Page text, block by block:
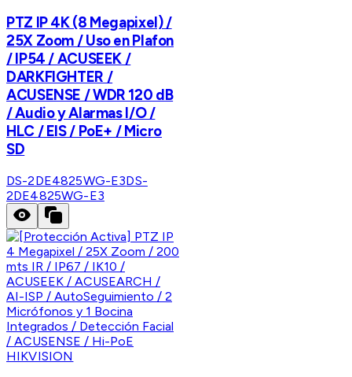
PTZ IP 4K (8 Megapixel) /
25X Zoom / Uso en Plafon
/ IP54 / ACUSEEK /
DARKFIGHTER /
ACUSENSE / WDR 120 dB
/ Audio y Alarmas I/O /
HLC / EIS / PoE+ / Micro
SD
DS-2DE4825WG-E3DS-
2DE4825WG-E3
HIKVISION